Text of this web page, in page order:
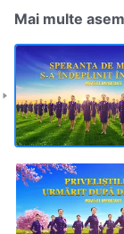
Mai multe